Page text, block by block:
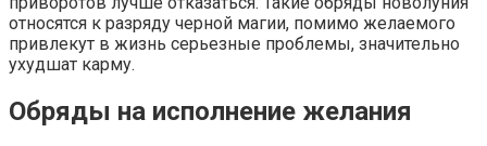
относятся к разряду черной магии, помимо желаемого
привлекут в жизнь серьезные проблемы, значительно
ухудшат карму.
Обряды на исполнение желания